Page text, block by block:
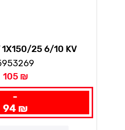
1X150/25 6/10 KV
105 ₪
-
94 ₪